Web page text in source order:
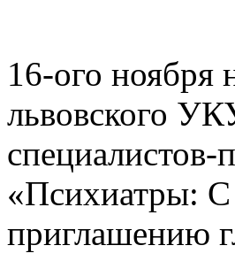
16-ого ноября
львовского
специалистов-
«Психиатры:
приглашению